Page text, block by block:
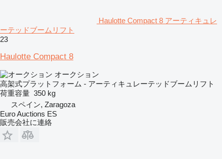
Haulotte Compact 8 アーティキュレ
ーテッドブームリフト
23
Haulotte Compact 8
オークション
高架式プラットフォーム - アーティキュレーテッドブームリフト
荷重容量 350 kg
スペイン, Zaragoza
Euro Auctions ES
販売会社に連絡